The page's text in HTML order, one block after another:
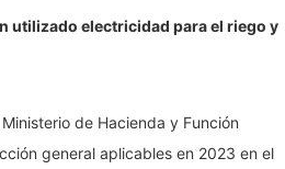
utilizado electricidad para el riego y
de Hacienda y Función
general aplicables en 2023 en el